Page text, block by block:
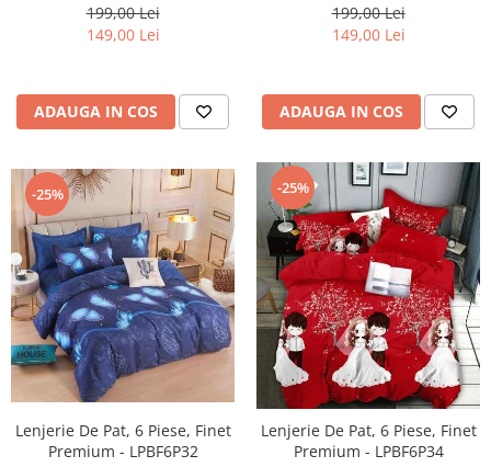
199,00 Lei
149,00 Lei
ADAUGA IN COS
199,00 Lei
149,00 Lei
ADAUGA IN COS
-25%
Lenjerie De Pat, 6 Piese, Finet
Premium - LPBF6P32
-25%
Lenjerie De Pat, 6 Piese, Finet
Premium - LPBF6P34